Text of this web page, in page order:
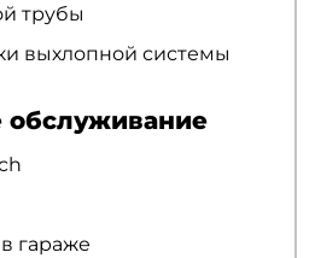
трубы
выхлопной системы
обслуживание
гараже